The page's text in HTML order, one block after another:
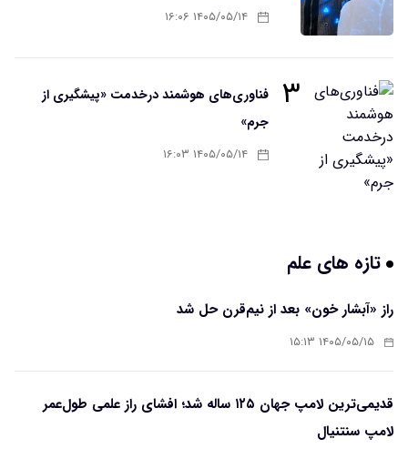
۱۴۰۵/۰۵/۱۴ ۱۶:۰۶
۳
فناوری‌های هوشمند درخدمت «پیشگیری از
جرم»
۱۴۰۵/۰۵/۱۴ ۱۶:۰۳
تازه های علم
راز «آبشار خون» بعد از نیم‌قرن حل شد
۱۴۰۵/۰۵/۱۵ ۱۵:۱۳
قدیمی‌ترین لامپ جهان ۱۲۵ ساله شد؛ افشای راز علمی طول‌عمر
لامپ سنتنیال